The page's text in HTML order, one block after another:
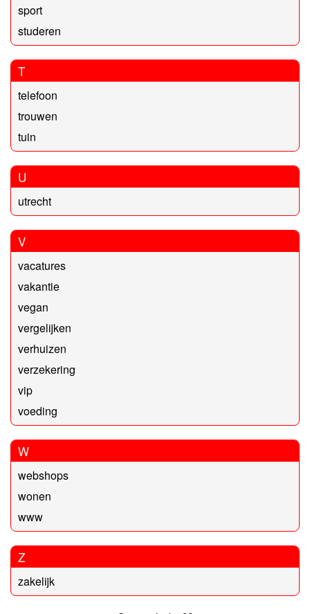
sport
studeren
T
telefoon
trouwen
tuin
U
utrecht
V
vacatures
vakantie
vegan
vergelijken
verhuizen
verzekering
vip
voeding
W
webshops
wonen
www
Z
zakelijk